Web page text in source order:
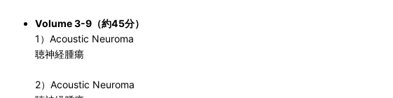
Volume 3-9（約45分）
1）Acoustic Neuroma
聴神経腫瘍
2）Acoustic Neuroma